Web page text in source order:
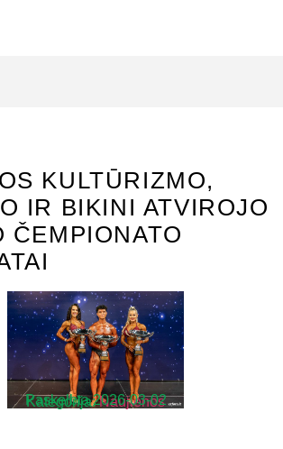
KULTŪRIZMO,
IR BIKINI ATVIROJO
ČEMPIONATO
Kategorija: Naujienos
Paskelbta 2026-03-02